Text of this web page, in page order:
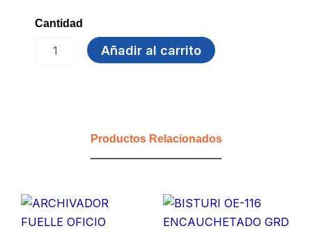
Cantidad
MARCADOR
BORRABLE
Añadir al carrito
Productos Relacionados